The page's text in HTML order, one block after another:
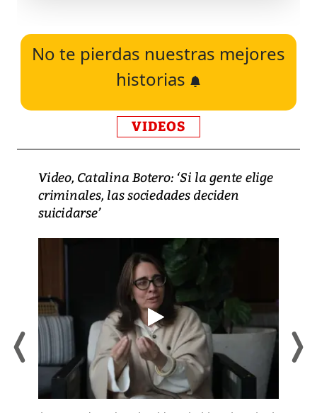
No te pierdas nuestras mejores
historias
VIDEOS
Video, Catalina Botero: ‘Si la gente elige
criminales, las sociedades deciden
suicidarse’